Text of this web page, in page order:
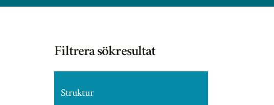
Filtrera sökresultat
Struktur